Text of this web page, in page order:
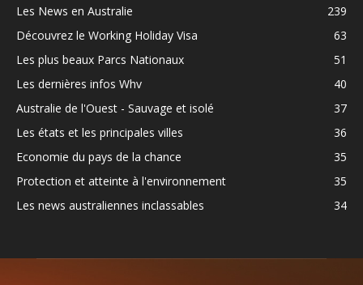
Les News en Australie
239
Découvrez le Working Holiday Visa
63
Les plus beaux Parcs Nationaux
51
Les dernières infos Whv
40
Australie de l'Ouest - Sauvage et isolé
37
Les états et les principales villes
36
Economie du pays de la chance
35
Protection et atteinte à l'environnement
35
Les news australiennes inclassables
34